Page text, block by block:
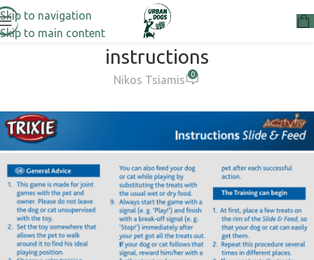
Skip to navigation
Skip to main content
instructions
Nikos Tsiamis 0